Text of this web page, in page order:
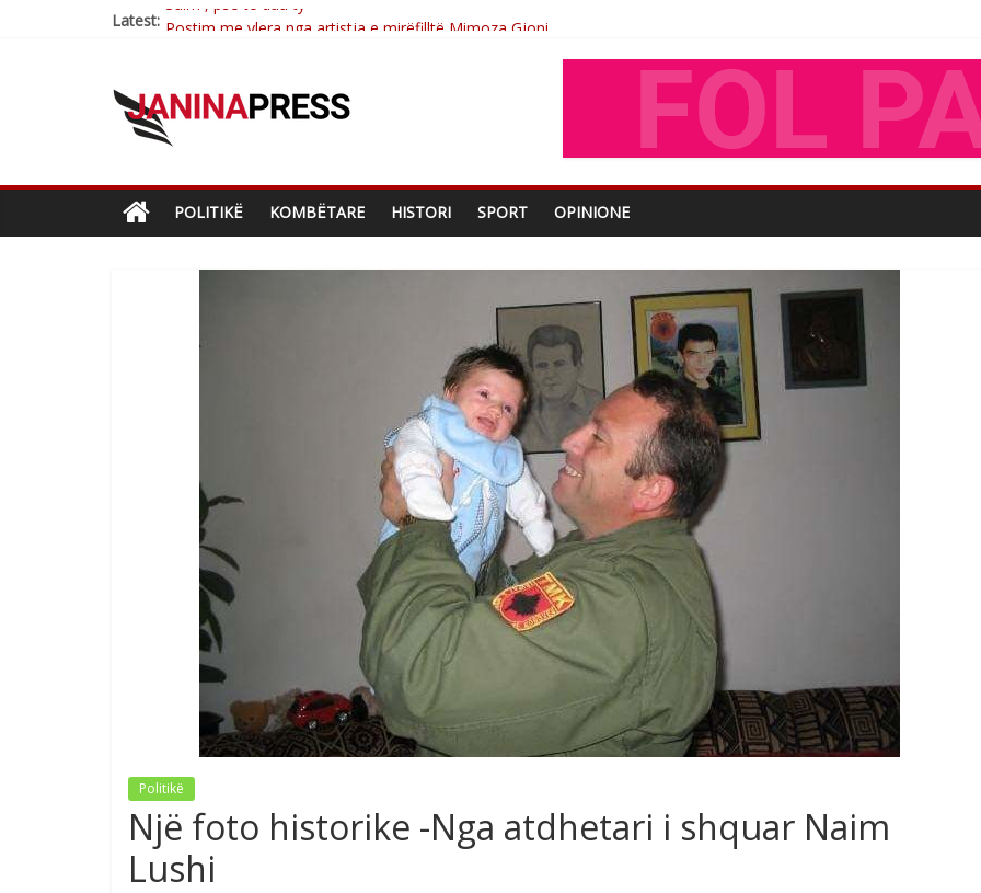
Latest: Postim me vlera nga artistja e mirëfilltë Mimoza Gjoni
Brahim Çekaj njē veprimtar i respektuar i çeshtjës kombëtare
Sulm , pse të dua ty
POLITIKË KOMBËTARE HISTORI SPORT OPINIONE
Politikë
Një foto historike -Nga atdhetari i shquar Naim
Lushi